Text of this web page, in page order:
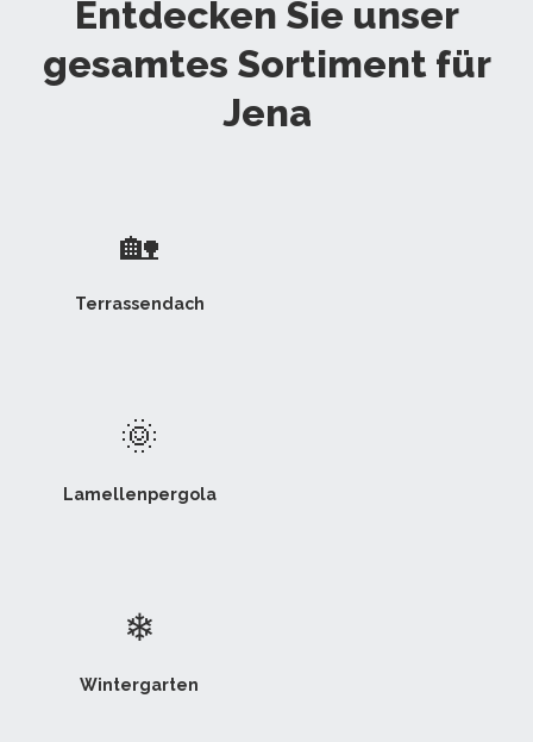
Entdecken Sie unser
gesamtes Sortiment für
Jena
🏡
Terrassendach
🌞
Lamellenpergola
❄
Wintergarten